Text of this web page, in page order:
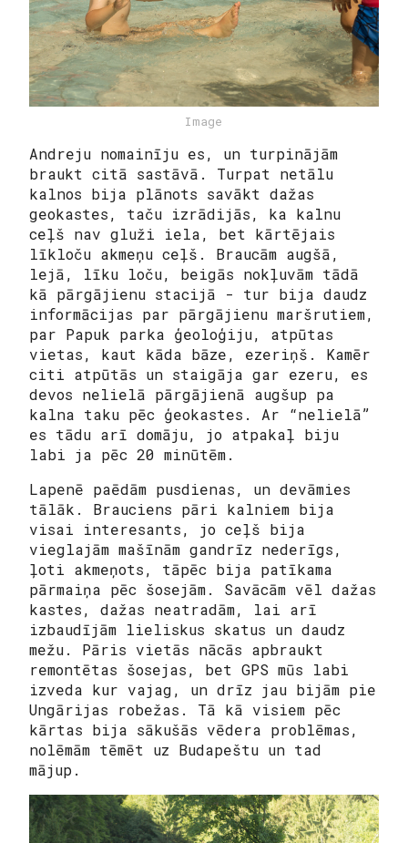
Image
Andreju nomainīju es, un turpinājām
braukt citā sastāvā. Turpat netālu
kalnos bija plānots savākt dažas
geokastes, taču izrādijās, ka kalnu
ceļš nav gluži iela, bet kārtējais
līkloču akmeņu ceļš. Braucām augšā,
lejā, līku loču, beigās nokļuvām tādā
kā pārgājienu stacijā - tur bija daudz
informācijas par pārgājienu maršrutiem,
par Papuk parka ģeoloģiju, atpūtas
vietas, kaut kāda bāze, ezeriņš. Kamēr
citi atpūtās un staigāja gar ezeru, es
devos nelielā pārgājienā augšup pa
kalna taku pēc ģeokastes. Ar “nelielā”
es tādu arī domāju, jo atpakaļ biju
labi ja pēc 20 minūtēm.
Lapenē paēdām pusdienas, un devāmies
tālāk. Brauciens pāri kalniem bija
visai interesants, jo ceļš bija
vieglajām mašīnām gandrīz nederīgs,
ļoti akmeņots, tāpēc bija patīkama
pārmaiņa pēc šosejām. Savācām vēl dažas
kastes, dažas neatradām, lai arī
izbaudījām lieliskus skatus un daudz
mežu. Pāris vietās nācās apbraukt
remontētas šosejas, bet GPS mūs labi
izveda kur vajag, un drīz jau bijām pie
Ungārijas robežas. Tā kā visiem pēc
kārtas bija sākušās vēdera problēmas,
nolēmām tēmēt uz Budapeštu un tad
mājup.